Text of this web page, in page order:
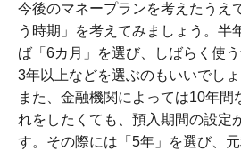
今後のマネープランを考えたうえ
う時期」を考えてみましょう。半
ば「6カ月」を選び、しばらく使
3年以上などを選ぶのもいいでしょ
また、金融機関によっては10年間
れをしたくても、預入期間の設定
す。その際には「5年」を選び、